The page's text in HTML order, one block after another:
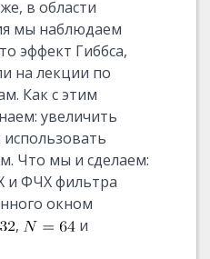
в области
мы наблюдаем
эффект Гиббса,
на лекции по
Как с этим
увеличить
Что мы и сделаем:
и ФЧХ фильтра
окном
,
и